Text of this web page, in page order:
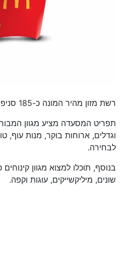
רשת מזון מהיר המונה כ-185 סניפים ברחבי הארץ.
תפריט המסעדה מציע מגוון
וגדלים, ארוחות בוקר, מנות עוף,
לבחירה.
בנוסף, תוכלו למצוא מגוון
שונים, מיליקשייקים, עוגות וקפה.